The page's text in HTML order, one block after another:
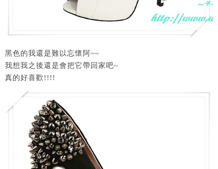
黑色的我還是難以忘懷阿~~
我想我之後還是會把它帶回家吧~
真的好喜歡!!!!